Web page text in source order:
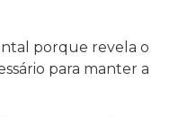
porque revela o
para manter a